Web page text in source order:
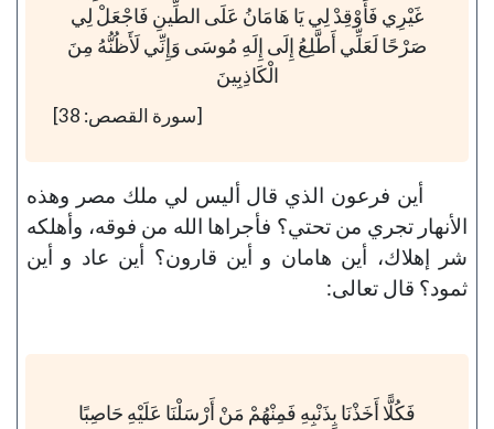
غَيْرِي فَأَوْقِدْ لِي يَا هَامَانُ عَلَى الطِّينِ فَاجْعَلْ لِي
صَرْحًا لَعَلِّي أَطَّلِعُ إِلَى إِلَهِ مُوسَى وَإِنِّي لَأَظُنُّهُ مِنَ
الْكَاذِبِينَ
[سورة القصص: 38]
أين فرعون الذي قال أليس لي ملك مصر وهذه
الأنهار تجري من تحتي؟ فأجراها الله من فوقه، وأهلكه
شر إهلاك، أين هامان و أين قارون؟ أين عاد و أين
ثمود؟ قال تعالى:
فَكُلًّا أَخَذْنَا بِذَنْبِهِ فَمِنْهُمْ مَنْ أَرْسَلْنَا عَلَيْهِ حَاصِبًا